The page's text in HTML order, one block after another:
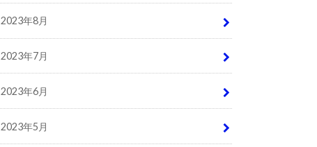
2023年8月
2023年7月
2023年6月
2023年5月